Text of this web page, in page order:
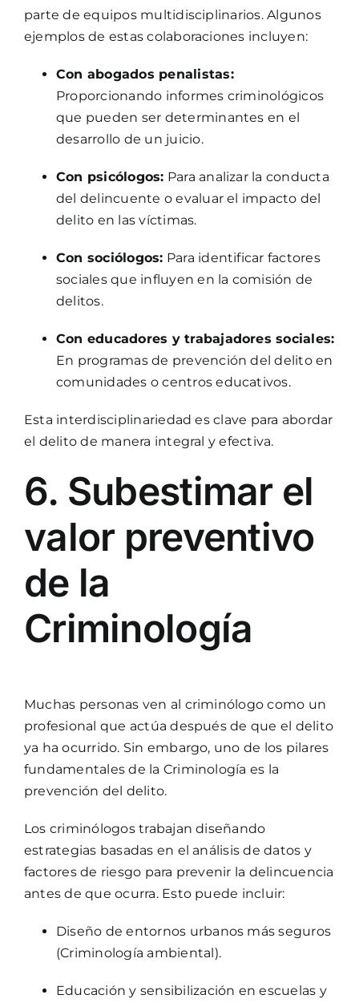
parte de equipos multidisciplinarios. Algunos
ejemplos de estas colaboraciones incluyen:
Con abogados penalistas:
Proporcionando informes criminológicos
que pueden ser determinantes en el
desarrollo de un juicio.
Con psicólogos: Para analizar la conducta
del delincuente o evaluar el impacto del
delito en las víctimas.
Con sociólogos: Para identificar factores
sociales que influyen en la comisión de
delitos.
Con educadores y trabajadores sociales:
En programas de prevención del delito en
comunidades o centros educativos.
Esta interdisciplinariedad es clave para abordar
el delito de manera integral y efectiva.
6. Subestimar el
valor preventivo
de la
Criminología
Muchas personas ven al criminólogo como un
profesional que actúa después de que el delito
ya ha ocurrido. Sin embargo, uno de los pilares
fundamentales de la Criminología es la
prevención del delito.
Los criminólogos trabajan diseñando
estrategias basadas en el análisis de datos y
factores de riesgo para prevenir la delincuencia
antes de que ocurra. Esto puede incluir:
Diseño de entornos urbanos más seguros
(Criminología ambiental).
Educación y sensibilización en escuelas y